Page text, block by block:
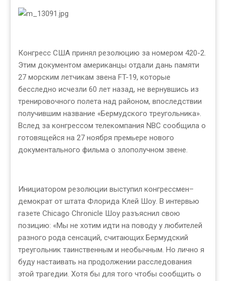
Конгресс США принял резолюцию за номером 420-2.
Этим документом американцы отдали дань памяти
27 морским летчикам звена FT-19, которые
бесследно исчезли 60 лет назад, не вернувшись из
тренировочного полета над районом, впоследствии
получившим название «Бермудского треугольника».
Вслед за конгрессом телекомпания NBC сообщила о
готовящейся на 27 ноября премьере нового
документального фильма о злополучном звене.
Инициатором резолюции выступил конгрессмен–
демократ от штата Флорида Клей Шоу. В интервью
газете Chicago Chronicle Шоу разъяснил свою
позицию: «Мы не хотим идти на поводу у любителей
разного рода сенсаций, считающих Бермудский
треугольник таинственным и необычным. Но лично я
буду настаивать на продолжении расследования
этой трагедии. Хотя бы для того чтобы сообщить о